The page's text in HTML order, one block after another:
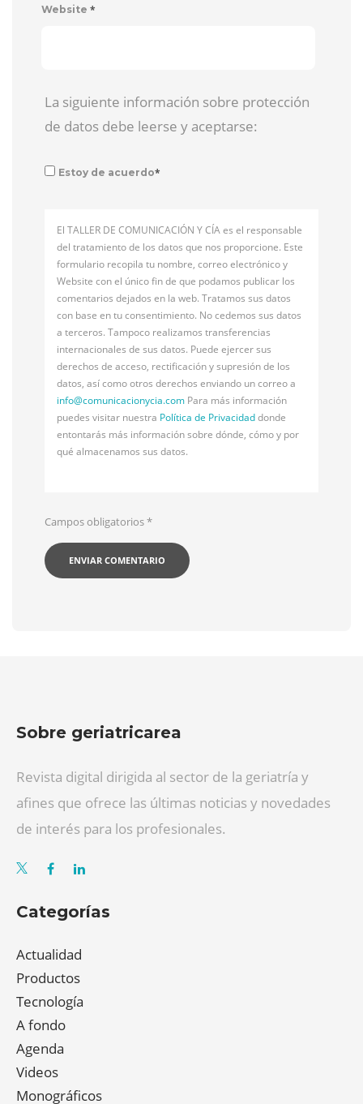
Website *
La siguiente información sobre protección
de datos debe leerse y aceptarse:
Estoy de acuerdo*
El TALLER DE COMUNICACIÓN Y CÍA es el responsable
del tratamiento de los datos que nos proporcione. Este
formulario recopila tu nombre, correo electrónico y
Website con el único fin de que podamos publicar los
comentarios dejados en la web. Tratamos sus datos
con base en tu consentimiento. No cedemos sus datos
a terceros. Tampoco realizamos transferencias
internacionales de sus datos. Puede ejercer sus
derechos de acceso, rectificación y supresión de los
datos, así como otros derechos enviando un correo a
info@comunicacionycia.com Para más información
puedes visitar nuestra Política de Privacidaddonde
entontarás más información sobre dónde, cómo y por
qué almacenamos sus datos.
Campos obligatorios*
Sobre geriatricarea
Revista digital dirigida al sector de la geriatría y
afines que ofrece las últimas noticias y novedades
de interés para los profesionales.
Categorías
Actualidad
Productos
Tecnología
A fondo
Agenda
Videos
Monográficos